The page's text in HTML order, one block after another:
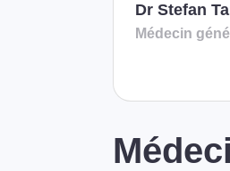
Dr Stefan
Médecin